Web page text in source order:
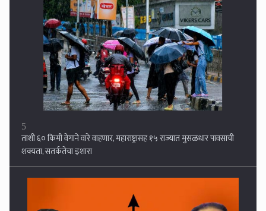
5
ताशी ६० किमी वेगाने वारे वाहणार, महाराष्ट्रासह १५ राज्यात मुसळधार पावसाची
शक्यता, सतर्कतेचा इशारा